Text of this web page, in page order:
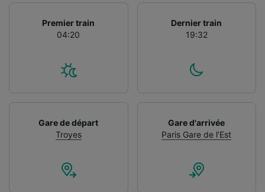
Premier train
04:20
Dernier train
19:32
Gare de départ
Troyes
Gare d'arrivée
Paris Gare de l’Est